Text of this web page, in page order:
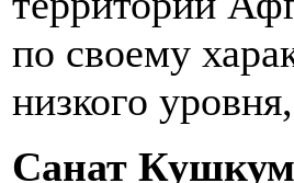
по своему
низкого
Санат